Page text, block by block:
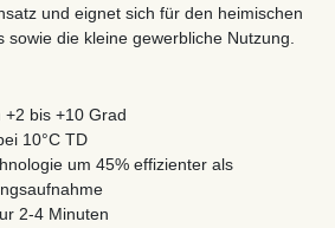
und eignet sich für den heimischen
sowie die kleine gewerbliche Nutzung.
+2 bis +10 Grad
10°C TD
um 45% effizienter als
2-4 Minuten